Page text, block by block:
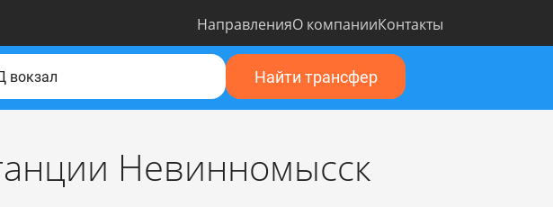
НаправленияО компанииКонтакты
Найти трансфер
Невинномысск